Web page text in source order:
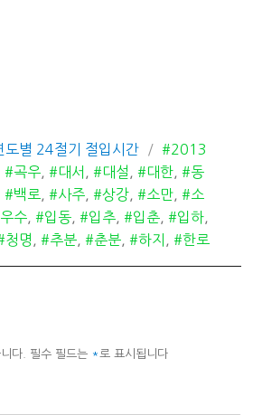
도별 24절기 절입시간
태
그
#2013
,#곡우 ,#대서 ,#대설 ,#대한 ,#동
,#백로 ,#사주 ,#상강 ,#소만 ,#소
수 ,#입동 ,#입추 ,#입춘 ,#입하
청명 ,#추분 ,#춘분 ,#하지 ,#한로
다. 필수 필드는 *로 표시됩니다